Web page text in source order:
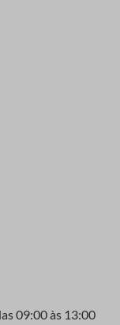
09:00 às 13:00